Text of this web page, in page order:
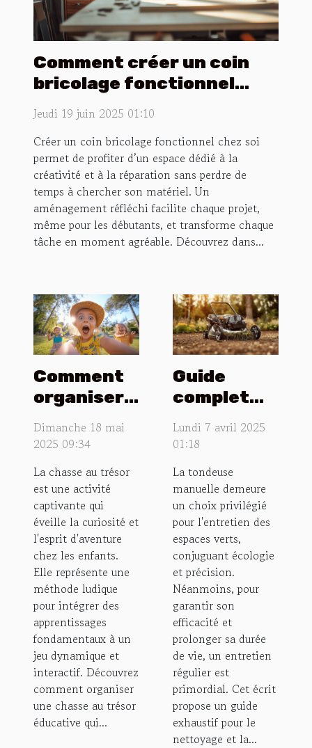
Comment créer un coin
bricolage fonctionnel
chez soi ?
Jeudi 19 juin 2025 01:10
Créer un coin bricolage fonctionnel chez soi
permet de profiter d’un espace dédié à la
créativité et à la réparation sans perdre de
temps à chercher son matériel. Un
aménagement réfléchi facilite chaque projet,
même pour les débutants, et transforme chaque
tâche en moment agréable. Découvrez dans...
Comment
organiser
au trésor
pour
enfants
Dimanche 18 mai
2025 09:34
La chasse au trésor
est une activité
captivante qui
éveille la curiosité et
l'esprit d'aventure
chez les enfants.
Elle représente une
méthode ludique
pour intégrer des
apprentissages
fondamentaux à un
jeu dynamique et
interactif. Découvrez
comment organiser
une chasse au trésor
éducative qui...
Guide
complet
entretenir
nettoyer
votre
tondeuse
manuelle
Lundi 7 avril 2025
01:18
La tondeuse
manuelle demeure
un choix privilégié
pour l'entretien des
espaces verts,
conjuguant écologie
et précision.
Néanmoins, pour
garantir son
efficacité et
prolonger sa durée
de vie, un entretien
régulier est
primordial. Cet écrit
propose un guide
exhaustif pour le
nettoyage et la...